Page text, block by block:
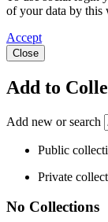
of your data by this
Accept
Close
Add to
Add new or search
Public
Private
No Collections